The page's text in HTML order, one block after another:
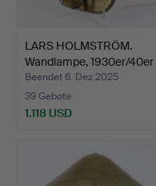
LARS HOLMSTRÖM.
Wandlampe, 1930er/40er
Jah…
Beendet 6. Dez 2025
39 Gebote
1.118 USD